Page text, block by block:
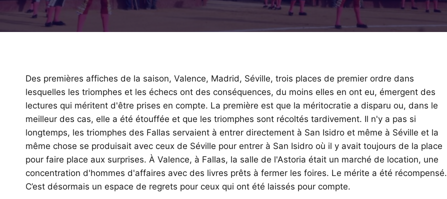
Des premières affiches de la saison, Valence, Madrid, Séville, trois places de premier ordre dans
lesquelles les triomphes et les échecs ont des conséquences, du moins elles en ont eu, émergent des
lectures qui méritent d'être prises en compte. La première est que la méritocratie a disparu ou, dans le
meilleur des cas, elle a été étouffée et que les triomphes sont récoltés tardivement. Il n'y a pas si
longtemps, les triomphes des Fallas servaient à entrer directement à San Isidro et même à Séville et la
même chose se produisait avec ceux de Séville pour entrer à San Isidro où il y avait toujours de la place
pour faire place aux surprises. À Valence, à Fallas, la salle de l'Astoria était un marché de location, une
concentration d'hommes d'affaires avec des livres prêts à fermer les foires. Le mérite a été récompensé.
C’est désormais un espace de regrets pour ceux qui ont été laissés pour compte.